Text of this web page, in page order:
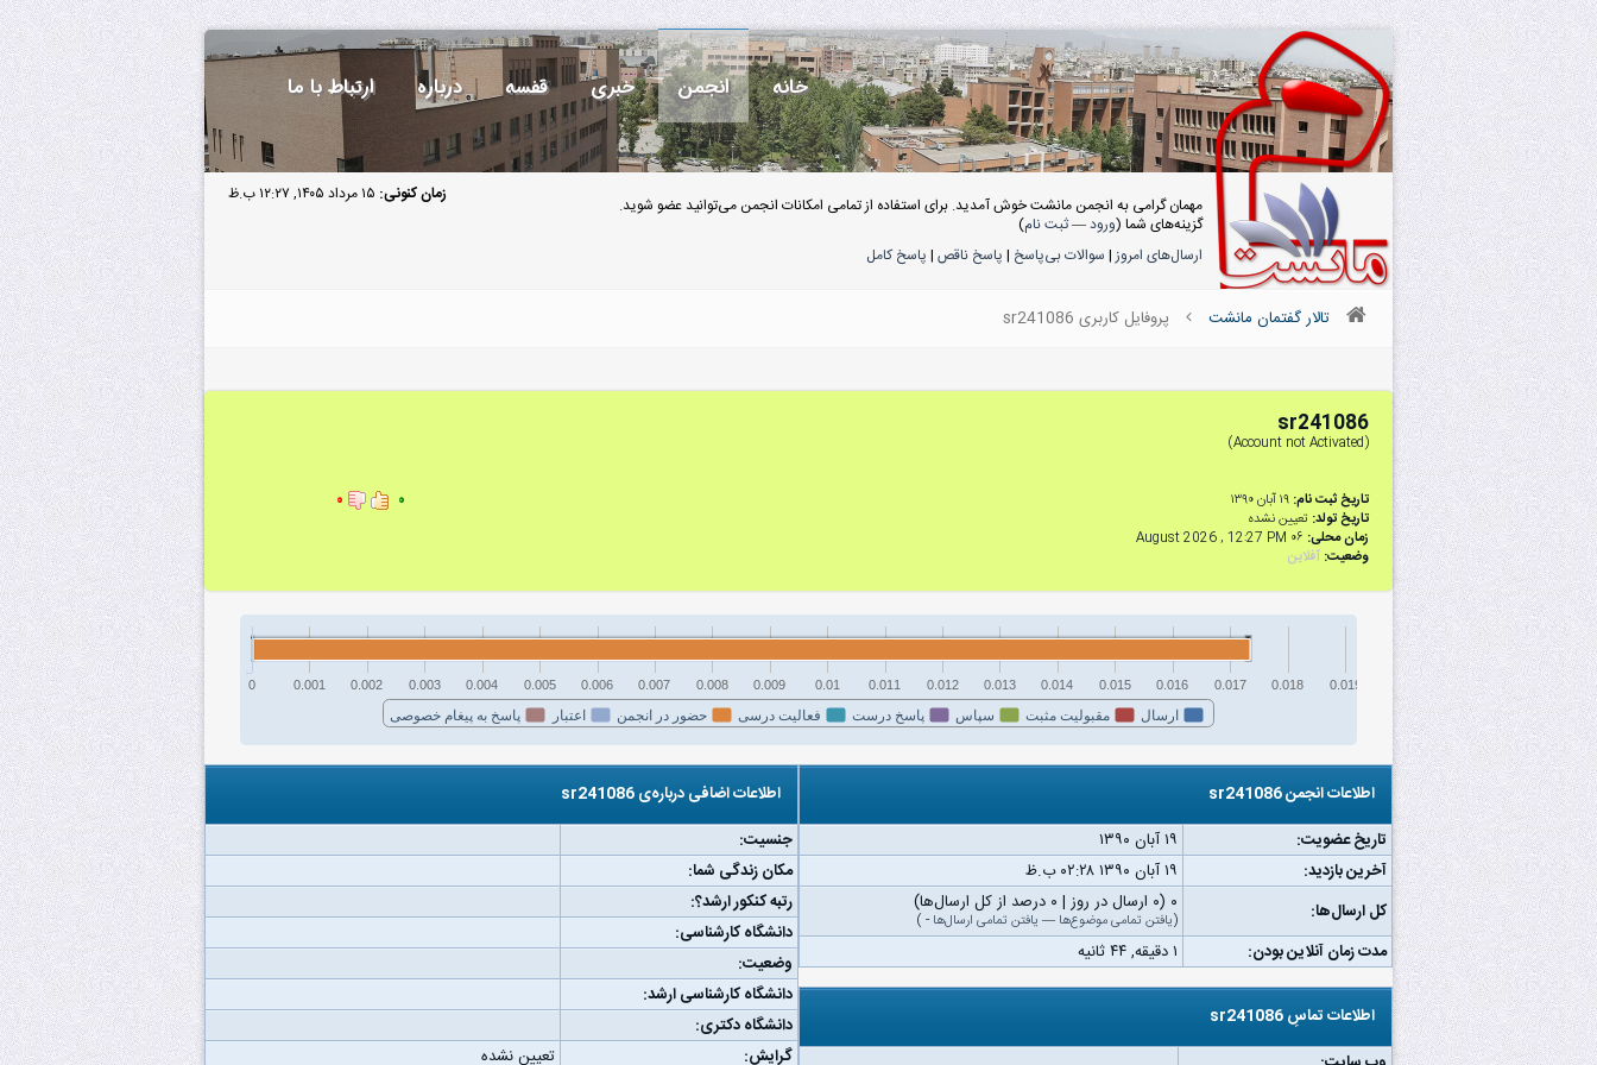
خانه انجمن خبری قفسه درباره ارتباط با ما
زمان کنونی: ۱۵ مرداد ۱۴۰۵, ۱۲:۲۷ ب.ظ
مهمان گرامی به انجمن مانشت خوش آمدید. برای استفاده از تمامی امکانات انجمن می‌توانید عضو شوید.
گزینه‌های شما (ورود—ثبت نام)
ارسال‌های امروز| سوالات بی‌پاسخ | پاسخ ناقص | پاسخ کامل
تالار گفتمان مانشت پروفایل کاربری sr241086
sr241086
(Account not Activated)
تاریخ ثبت نام: ۱۹ آبان ۱۳۹۰
تاریخ تولد: تعیین نشده
زمان محلی: ۰۶ August 2026 , 12:27 PM
وضعیت: آفلاین
۰ ۰
ارسال مقبولیت مثبت سپاس پاسخ درست فعالیت درسی حضور در انجمن اعتبار پاسخ به پیغام خصوصی
0 0.001 0.002 0.003 0.004 0.005 0.006 0.007 0.008 0.009 0.01 0.011 0.012 0.013 0.014 0.015 0.016 0.017 0.018 0.019
اطلاعات انجمن sr241086
تاریخ عضویت:
۱۹ آبان ۱۳۹۰
آخرین بازدید:
۱۹ آبان ۱۳۹۰ ۰۲:۲۸ ب.ظ
کل ارسال‌ها:
۰ (۰ ارسال در روز | ۰ درصد از کل ارسال‌ها)
(یافتن تمامی موضوع‌ها — یافتن تمامی ارسال‌ها -
)
مدت زمان آنلاین بودن: ۱ دقیقه, ۴۴ ثانیه
اطلاعات تماسِ sr241086
اطلاعات اضافی درباره‌ی sr241086
جنسیت:
مکان زندگی شما:
رتبه کنکور ارشد؟:
دانشگاه کارشناسی:
وضعیت:
دانشگاه کارشناسی ارشد:
دانشگاه دکتری:
گرایش:
تعیین نشده